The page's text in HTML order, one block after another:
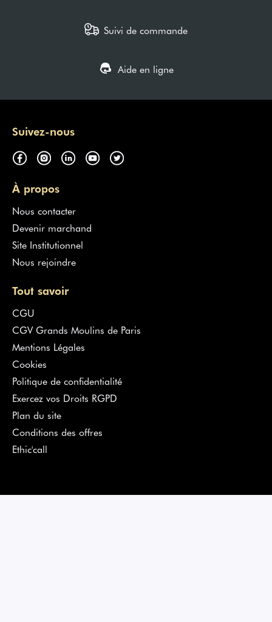
Suivi de commande
Aide en ligne
Suivez-nous
À propos
Nous contacter
Devenir marchand
Site Institutionnel
Nous rejoindre
Tout savoir
CGU
CGV Grands Moulins de Paris
Mentions Légales
Cookies
Politique de confidentialité
Exercez vos Droits RGPD
Plan du site
Conditions des offres
Ethic'call